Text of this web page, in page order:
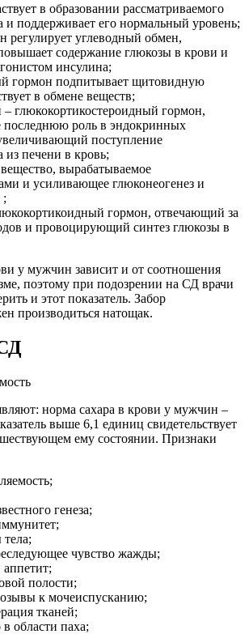
в образовании рассматриваемого
и поддерживает его нормальный уровень;
регулирует углеводный обмен,
содержание глюкозы в крови и
инсулина;
гормон подпитывает щитовидную
в обмене веществ;
– глюкокортикостероидный гормон,
роль в эндокринных
поступление
из печени в кровь;
вырабатываемое
и усиливающее глюконеогенез и
;
гормон, отвечающий за
и провоцирующий синтез глюкозы в
у мужчин зависит и от соотношения
поэтому при подозрении на СД врачи
и этот показатель. Забор
производиться натощак.
норма сахара в крови у мужчин –
выше 6,1 единиц свидетельствует
ему состоянии. Признаки
генеза;
чувство жажды;
полости;
к мочеиспусканию;
тканей;
области паха;